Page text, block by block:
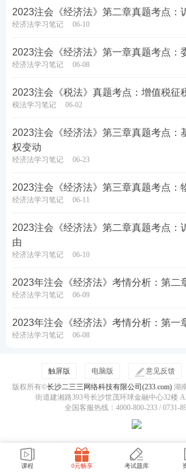
2023年 注册会计师 考试 估分摸底卷
年新版教材 ）
2023年注册会计师考试临考密训卷 （
年新版教材）
2023年注册会计师考试强化提升卷
2023注会《经济法》第二章真题考点：
经济法学习笔记 06-10
2023注会《经济法》第一章真题考点：
经济法学习笔记 06-08
2023注会《税法》真题考点：增值税征
税法学习笔记 06-02
2023注会《经济法》第三章真题考点：
权变动
经济法学习笔记 06-23
2023注会《经济法》第三章真题考点：
经济法学习笔记 06-11
2023注会《经济法》第二章真题考点：
由
经济法学习笔记 06-10
2023年注会《经济法》考情分析：第二
经济法学习笔记 06-09
2023年注会《经济法》考情分析：第一
经济法学习笔记 06-08
触屏版 电脑版 意见反馈
版权所有©长沙二三三网络科技有限公司(233.com)湖
街道建湘路393号长沙世茂环球金融中心32楼
全国客服热线：4000-800-233 / 0731-
课程 0元畅享 考试题库